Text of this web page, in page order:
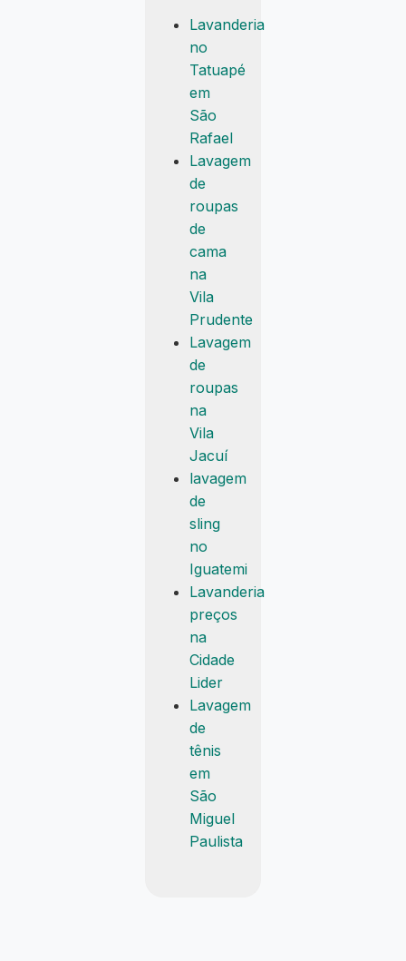
Lavanderia
no
Tatuapé
em
São
Rafael
Lavagem
de
roupas
de
cama
na
Vila
Prudente
Lavagem
de
roupas
na
Vila
Jacuí
lavagem
de
sling
no
Iguatemi
Lavanderia
preços
na
Cidade
Lider
Lavagem
de
tênis
em
São
Miguel
Paulista